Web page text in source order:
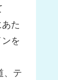
た
を
、テ